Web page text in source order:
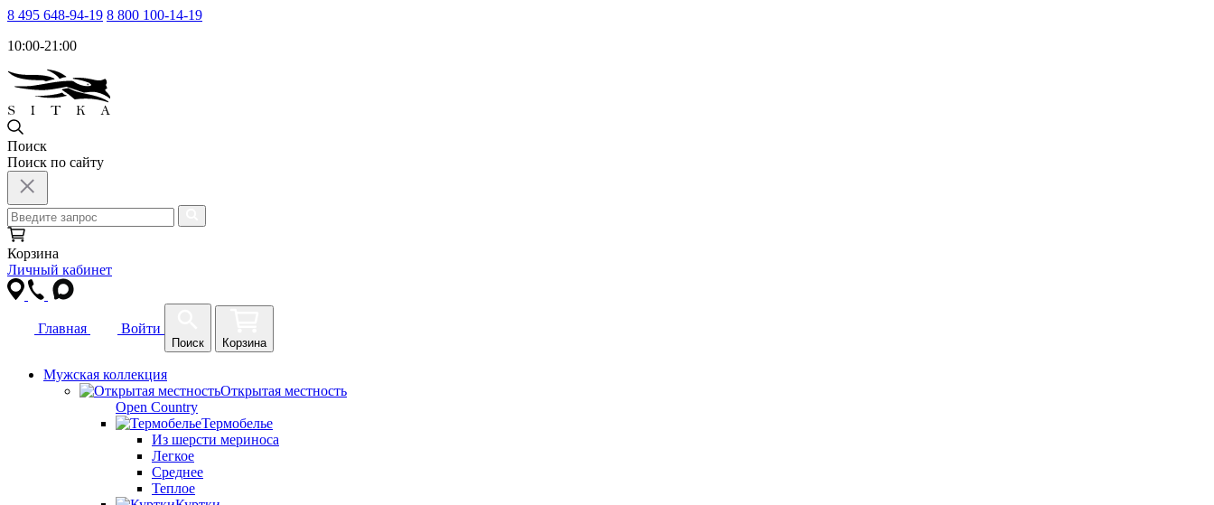
8 495 648-94-19 8 800 100-14-19
10:00-21:00
Поиск
Поиск по сайту
Корзина
Личный кабинет
Главная Войти
Поиск Корзина
Мужская коллекция
Открытая местность
Open Country
Термобелье
Из шерсти мериноса
Легкое
Среднее
Теплое